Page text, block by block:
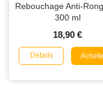
Rebouchage Anti-
300 ml
18,90 €
Détails